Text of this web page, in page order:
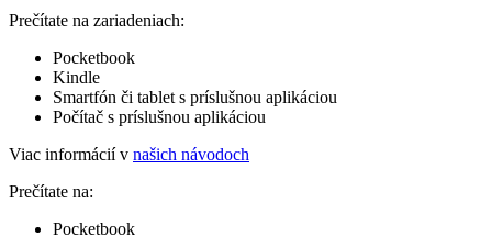
Prečítate na zariadeniach:
Pocketbook
Kindle
Smartfón či tablet s príslušnou aplikáciou
Počítač s príslušnou aplikáciou
Viac informácií v našich návodoch
Prečítate na:
Pocketbook